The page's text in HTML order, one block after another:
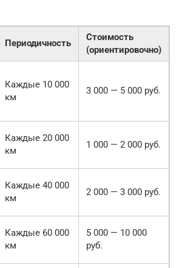
Периодичность
Стоимость
(ориентировочно)
Каждые 10 000
км
3 000 — 5 000 руб.
Каждые 20 000
км
1 000 — 2 000 руб.
Каждые 40 000
км
2 000 — 3 000 руб.
Каждые 60 000
км
5 000 — 10 000
руб.